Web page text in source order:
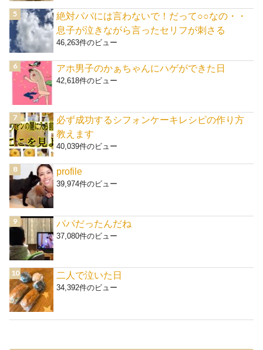
絶対パパには言わないで！だって○○なの・・
息子が泣きながら言ったセリフが刺さる
46,263件のビュー
アホ男子のかぁちゃんにハゲができた日
42,618件のビュー
必ず成功するシフォンケーキレシピの作り方
教えます
40,039件のビュー
profile
39,974件のビュー
パパだったんだね
37,080件のビュー
二人で泣いた日
34,392件のビュー